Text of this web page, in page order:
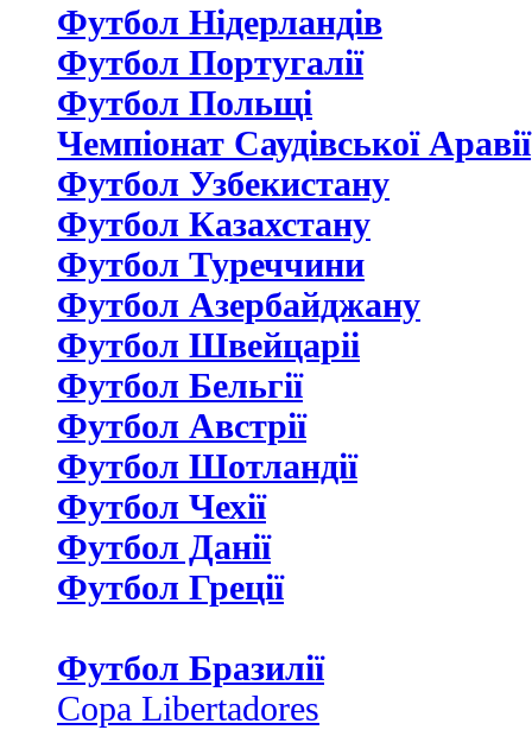
Футбол Нідерландiв
Футбол Португалії
Футбол Польщі
Чемпіонат Саудівської Аравії
Футбол Узбекистану
Футбол Казахстану
Футбол Туреччини
Футбол Азербайджану
Футбол Швейцаріі
Футбол Бельгії
Футбол Австрії
Футбол Шотландії
Футбол Чехії
Футбол Данії
Футбол Греції
Футбол Бразилії
Copa Libertadores